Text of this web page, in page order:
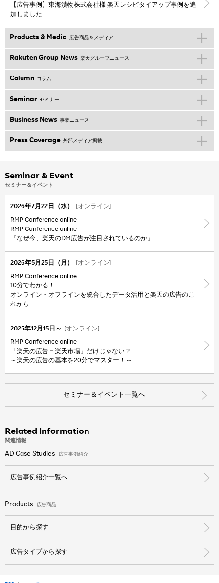
【広告事例】東海漬物株式会社様 楽天レシピタイアップ事例を追
加しました
Products & Media 広告商品＆メディア
Rakuten Group News 楽天グループニュース
Column コラム
Seminar セミナー
Business News 事業ニュース
Press Coverage 外部メディア掲載
Seminar & Event
セミナー＆イベント
2026年7月22日（水） [オンライン]
RMP Conference online
RMP Conference online
『なぜ今、楽天のDM広告が注目されているのか』
2026年5月25日（月） [オンライン]
RMP Conference online
10分でわかる！
オンライン・オフラインを統合したデータ活用と楽天の広告のこ
れから
2025年12月15日～ [オンライン]
RMP Conference online
「楽天の広告＝楽天市場」だけじゃない？
～楽天の広告の基本を20分でマスター！～
セミナー＆イベント一覧へ
Related Information
関連情報
AD Case Studies 広告事例紹介
広告事例紹介一覧へ
Products 広告商品
目的から探す
広告タイプから探す